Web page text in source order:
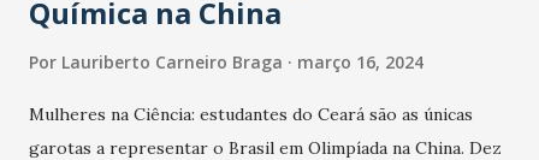
Química na China
Por Lauriberto Carneiro Braga março 16, 2024
Mulheres na Ciência: estudantes do Ceará são as únicas
garotas a representar o Brasil em Olimpíada na China. Dez